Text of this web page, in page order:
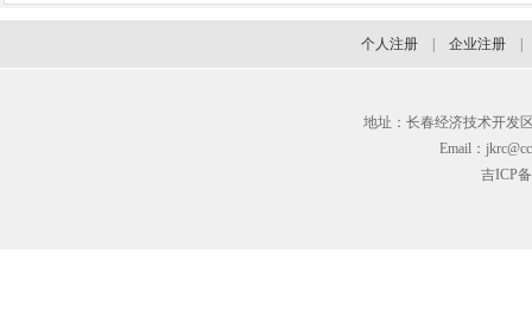
个人注册 企业注册
地址：长春经济技术开发
Email：
吉ICP